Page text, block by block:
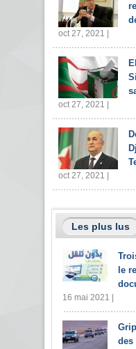
oct 27, 2021 |
oct 27, 2021 |
oct 27, 2021 |
Les plus lus
le
16 mai 2021 |
des